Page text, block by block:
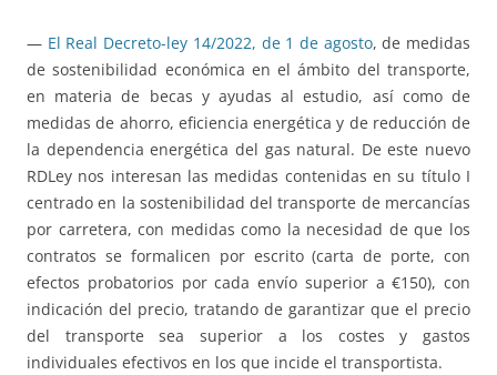
— El Real Decreto-ley 14/2022, de 1 de agosto, de medidas
de sostenibilidad económica en el ámbito del transporte,
en materia de becas y ayudas al estudio, así como de
medidas de ahorro, eficiencia energética y de reducción de
la dependencia energética del gas natural. De este nuevo
RDLey nos interesan las medidas contenidas en su título I
centrado en la sostenibilidad del transporte de mercancías
por carretera, con medidas como la necesidad de que los
contratos se formalicen por escrito (carta de porte, con
efectos probatorios por cada envío superior a €150), con
indicación del precio, tratando de garantizar que el precio
del transporte sea superior a los costes y gastos
individuales efectivos en los que incide el transportista.